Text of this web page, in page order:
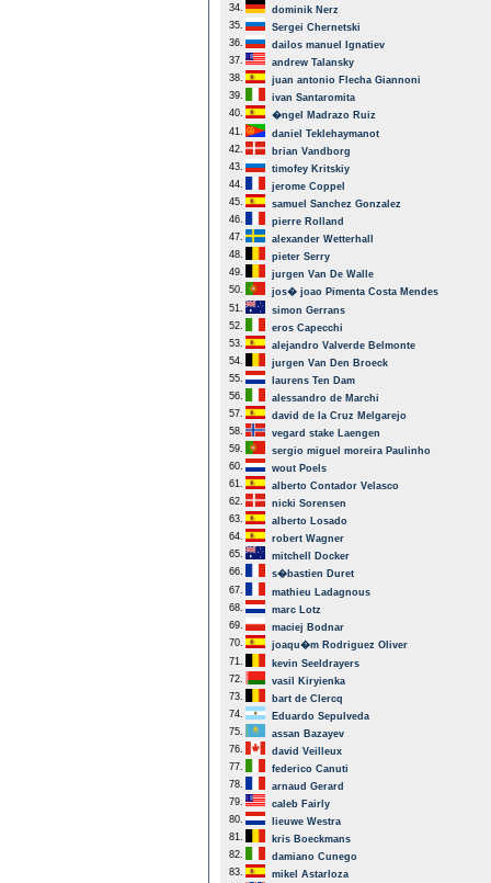
34.
dominik Nerz
35.
Sergei Chernetski
36.
dailos manuel Ignatiev
37.
andrew Talansky
38.
juan antonio Flecha Giannoni
39.
ivan Santaromita
40.
�ngel Madrazo Ruiz
41.
daniel Teklehaymanot
42.
brian Vandborg
43.
timofey Kritskiy
44.
jerome Coppel
45.
samuel Sanchez Gonzalez
46.
pierre Rolland
47.
alexander Wetterhall
48.
pieter Serry
49.
jurgen Van De Walle
50.
jos� joao Pimenta Costa Mendes
51.
simon Gerrans
52.
eros Capecchi
53.
alejandro Valverde Belmonte
54.
jurgen Van Den Broeck
55.
laurens Ten Dam
56.
alessandro de Marchi
57.
david de la Cruz Melgarejo
58.
vegard stake Laengen
59.
sergio miguel moreira Paulinho
60.
wout Poels
61.
alberto Contador Velasco
62.
nicki Sorensen
63.
alberto Losado
64.
robert Wagner
65.
mitchell Docker
66.
s�bastien Duret
67.
mathieu Ladagnous
68.
marc Lotz
69.
maciej Bodnar
70.
joaqu�m Rodriguez Oliver
71.
kevin Seeldrayers
72.
vasil Kiryienka
73.
bart de Clercq
74.
Eduardo Sepulveda
75.
assan Bazayev
76.
david Veilleux
77.
federico Canuti
78.
arnaud Gerard
79.
caleb Fairly
80.
lieuwe Westra
81.
kris Boeckmans
82.
damiano Cunego
83.
mikel Astarloza